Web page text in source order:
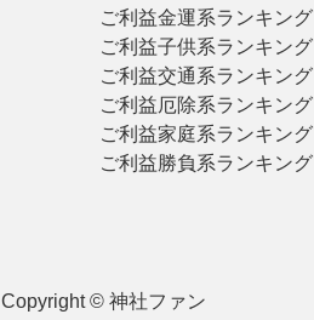
ご利益金運系ランキング
ご利益子供系ランキング
ご利益交通系ランキング
ご利益厄除系ランキング
ご利益家庭系ランキング
ご利益勝負系ランキング
Copyright © 神社ファン